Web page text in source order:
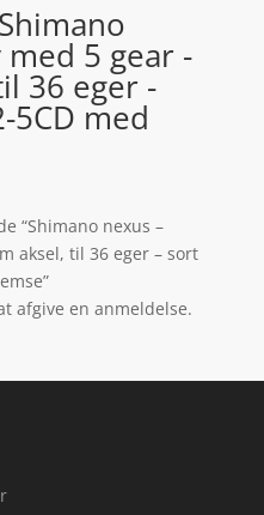
Shimano
med 5 gear -
36 eger -
5CD med
“Shimano nexus –
aksel, til 36 eger – sort
afgive en anmeldelse.